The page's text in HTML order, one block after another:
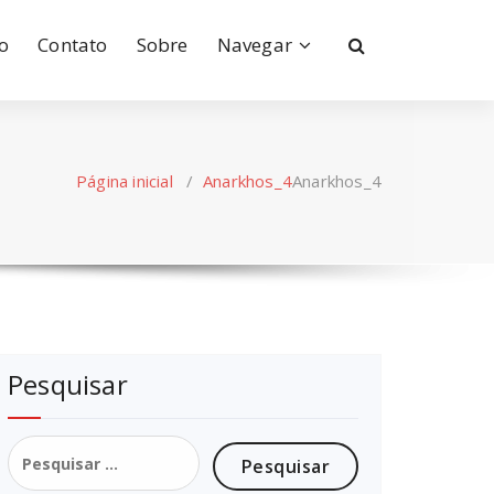
Contato Sobre Navegar
Página inicial / Anarkhos_4Anarkhos_4
Pesquisar
Pesquisar
por: